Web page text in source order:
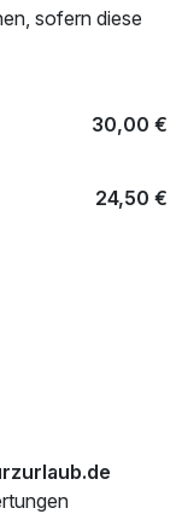
sofern diese
30,00 €
24,50 €